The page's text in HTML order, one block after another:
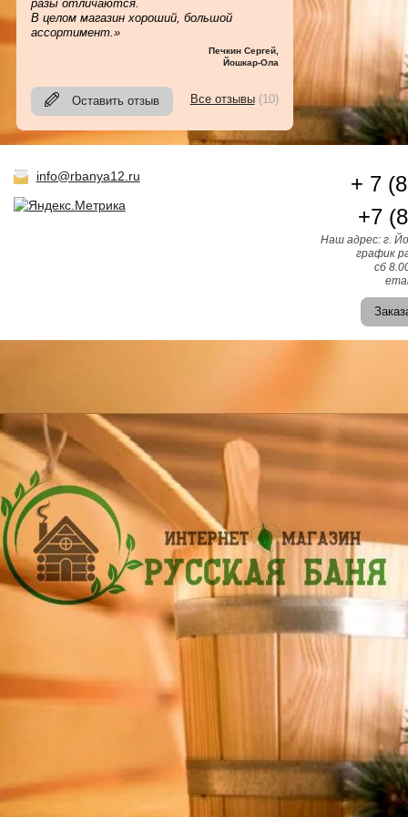
разы отличаются.
В целом магазин хороший, большой
ассортимент.»
Печкин Сергей,
Йошкар-Ола
Оставить отзыв Все отзывы(10)
info@rbanya12.ru
+ 7
+7
Наш адрес: г.
график
сб